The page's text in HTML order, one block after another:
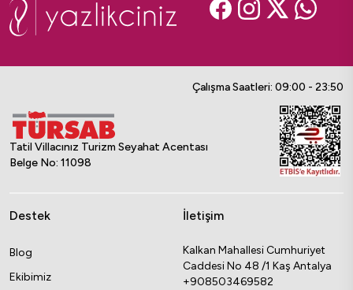
bu eşsiz ortamda gerçekten unutulmaz bir
biriktirmenize olanak sağlar.
Bahçeli villalar
, özel havuzları ve geniş
bahçeleriyle sadece kalabalık aileler için değil,
balayı çiftleri için de mükemmel bir seçenek
olur. Romantik bir atmosferde, doğanın
Çalışma Saatleri: 09:00 - 23:50
Tatil Villacınız Turizm Seyahat Acentası
Belge No: 11098
Destek
Blog
Ekibimiz
İletişim
Kalkan Mahallesi Cumhuriyet
Caddesi No 48 /1 Kaş Antalya
+908503469582